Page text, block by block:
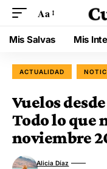
Aa
Mis Salvas Mis
ACTUALIDAD
Vuelos
Todo lo que
noviembre
Alicia Díaz